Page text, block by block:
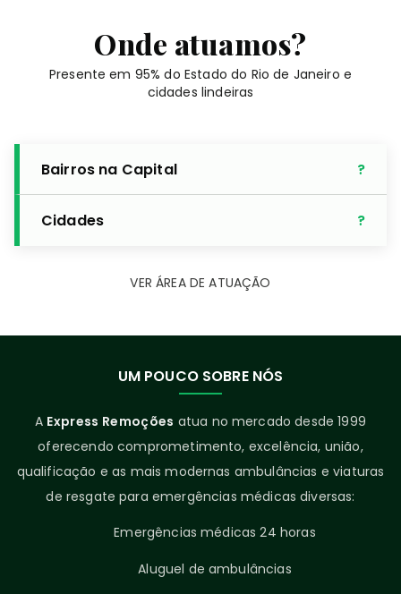
Onde atuamos?
Presente em 95% do Estado do Rio de Janeiro e
cidades lindeiras
Bairros na Capital
Cidades
VER ÁREA DE ATUAÇÃO
UM POUCO SOBRE NÓS
A Express Remoções atua no mercado desde 1999
oferecendo comprometimento, excelência, união,
qualificação e as mais modernas ambulâncias e viaturas
de resgate para emergências médicas diversas:
Emergências médicas 24 horas
Aluguel de ambulâncias